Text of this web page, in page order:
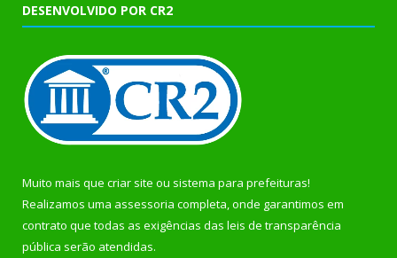
DESENVOLVIDO POR CR2
Muito mais que criar site ou sistema para prefeituras!
Realizamos uma assessoria completa, onde garantimos em
contrato que todas as exigências das leis de transparência
pública serão atendidas.